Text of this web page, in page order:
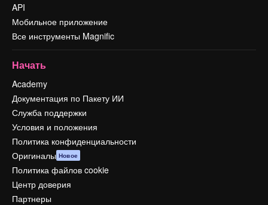
API
Мобильное приложение
Все инструменты Magnific
Начать
Academy
Документация по Пакету ИИ
Служба поддержки
Условия и положения
Политика конфиденциальности
Оригиналы Новое
Политика файлов cookie
Центр доверия
Партнеры